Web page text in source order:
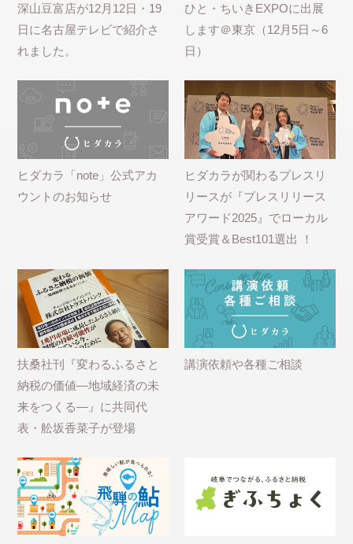
深山豆富店が12月12日・19
日に名古屋テレビで紹介さ
れました。
ひと・ちいきEXPOに出展
します＠東京（12月5日～6
日）
ヒダカラ「note」公式アカ
ウントのお知らせ
ヒダカラが関わるプレスリ
リースが『プレスリリース
アワード2025』でローカル
賞受賞＆Best101選出 ！
扶桑社刊『変わるふるさと
納税の価値―地域経済の未
来をつくる―』に共同代
表・舩坂香菜子が登場
講演依頼や各種ご相談